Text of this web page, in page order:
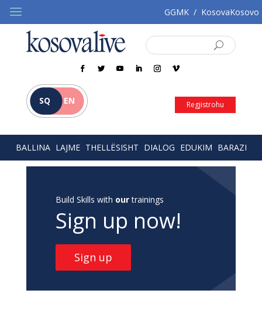
GGMK / KosovaKosovo
SQ EN Regjistrohu
BALLINA LAJME THELLËSISHT DIALOG EDUKIM BARAZI
Build Skills with ourtrainings
Sign up now!
Sign up